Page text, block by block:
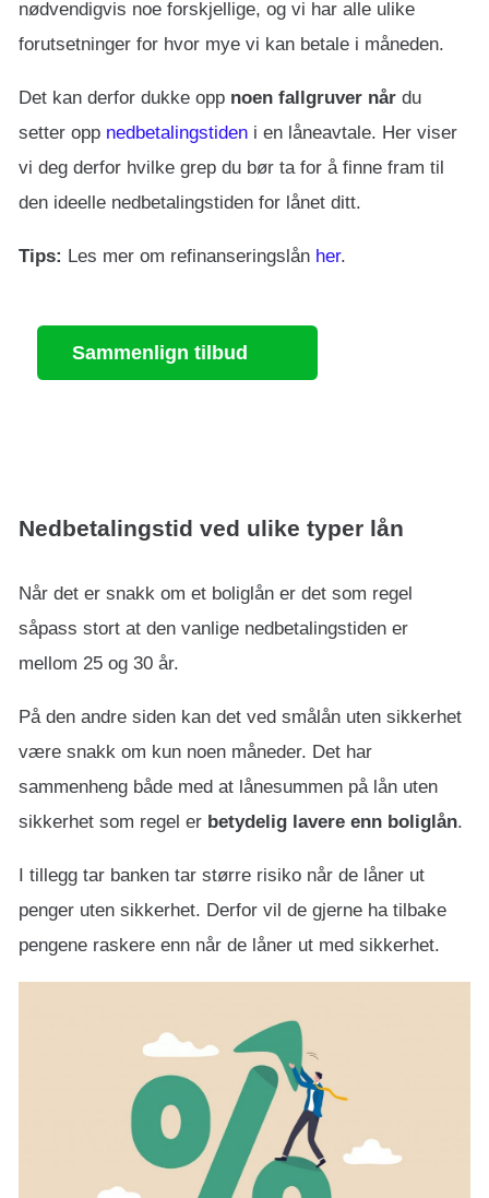
nødvendigvis noe forskjellige, og vi har alle ulike
forutsetninger for hvor mye vi kan betale i måneden.
Det kan derfor dukke opp noen fallgruver når du
setter opp nedbetalingstiden i en låneavtale. Her viser
vi deg derfor hvilke grep du bør ta for å finne fram til
den ideelle nedbetalingstiden for lånet ditt.
Tips: Les mer om refinanseringslån her.
Sammenlign tilbud
Nedbetalingstid ved ulike typer lån
Når det er snakk om et boliglån er det som regel
såpass stort at den vanlige nedbetalingstiden er
mellom 25 og 30 år.
På den andre siden kan det ved smålån uten sikkerhet
være snakk om kun noen måneder. Det har
sammenheng både med at lånesummen på lån uten
sikkerhet som regel er betydelig lavere enn boliglån.
I tillegg tar banken tar større risiko når de låner ut
penger uten sikkerhet. Derfor vil de gjerne ha tilbake
pengene raskere enn når de låner ut med sikkerhet.